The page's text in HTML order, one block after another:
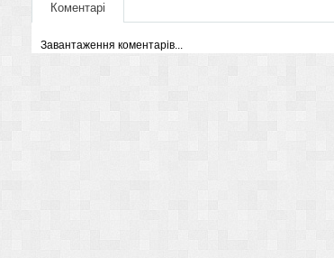
Коментарі
Завантаження коментарів...